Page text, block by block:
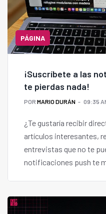
PÁGINA
¡Suscríbete a las
te pierdas nada!
POR MARIO DURÁN 09:35
¿Te gustaría recibir
artículos interesantes,
entrevistas que no te
notificaciones push te